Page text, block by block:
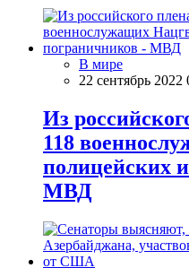
В мире
22 сентябрь 2022
Из
118
полицейских
МВД